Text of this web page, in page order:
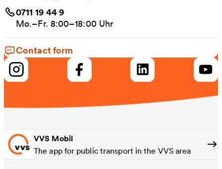
0711 19 44 9
Mo.–Fr. 8:00–18:00 Uhr
Contact form
VVS Mobil
The app for public transport in the VVS area